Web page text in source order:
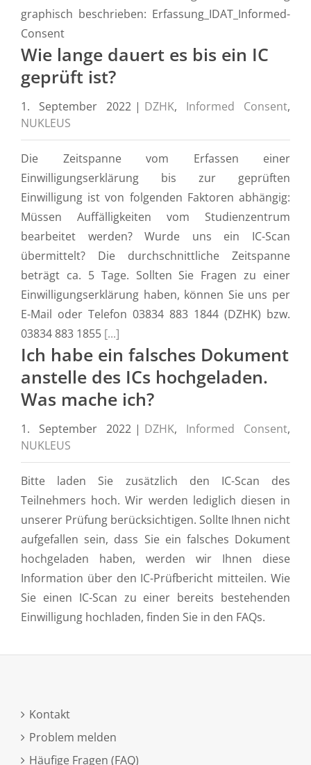
graphisch beschrieben: Erfassung_IDAT_Informed-
Consent
Wie lange dauert es bis ein IC
geprüft ist?
1. September 2022 | DZHK, Informed Consent,
NUKLEUS
Die Zeitspanne vom Erfassen einer
Einwilligungserklärung bis zur geprüften
Einwilligung ist von folgenden Faktoren abhängig:
Müssen Auffälligkeiten vom Studienzentrum
bearbeitet werden? Wurde uns ein IC-Scan
übermittelt? Die durchschnittliche Zeitspanne
beträgt ca. 5 Tage. Sollten Sie Fragen zu einer
Einwilligungserklärung haben, können Sie uns per
E-Mail oder Telefon 03834 883 1844 (DZHK) bzw.
03834 883 1855 [...]
Ich habe ein falsches Dokument
anstelle des ICs hochgeladen.
Was mache ich?
1. September 2022 | DZHK, Informed Consent,
NUKLEUS
Bitte laden Sie zusätzlich den IC-Scan des
Teilnehmers hoch. Wir werden lediglich diesen in
unserer Prüfung berücksichtigen. Sollte Ihnen nicht
aufgefallen sein, dass Sie ein falsches Dokument
hochgeladen haben, werden wir Ihnen diese
Information über den IC-Prüfbericht mitteilen. Wie
Sie einen IC-Scan zu einer bereits bestehenden
Einwilligung hochladen, finden Sie in den FAQs.
Kontakt
Problem melden
Häufige Fragen (FAQ)